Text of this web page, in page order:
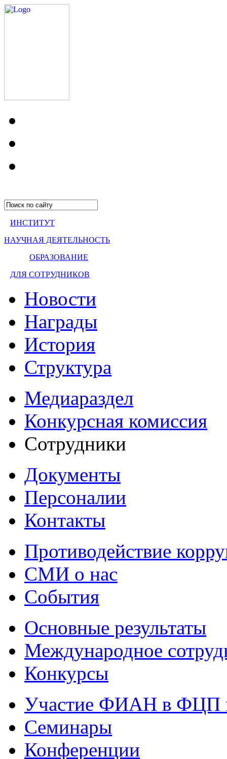
ИНСТИТУТ
НАУЧНАЯ ДЕЯТЕЛЬНОСТЬ
ОБРАЗОВАНИЕ
ДЛЯ СОТРУДНИКОВ
Новости
Награды
История
Структура
Медиараздел
Конкурсная комиссия
Сотрудники
Документы
Персоналии
Контакты
Противодействие
СМИ о нас
События
Основные результаты
Международное
Конкурсы
Участие ФИАН в ФЦП
Семинары
Конференции